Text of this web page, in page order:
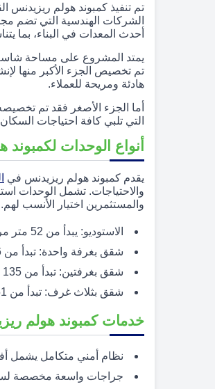
تم تنفيذ كمبوند هولم ريزيدنس
الشركات الهندسية التي تضم
أحدث المعدات في البناء، بما
تم تخصيص الجزء الأكبر منها
هادئة ومريحة للعملاء.
أما الجزء الأصغر فقد تم
التي تلبي كافة احتياجات
أنواع الوحدات
يقدم كمبوند هولم ريزيدنس في
والاحتياجات. تشمل الوحدات
والمستثمرين اختيار الأنسب لهم.
الاستوديو: يبدأ من 52 متر مربع.
شقق بغرفة واحدة: تبدأ من 126 متر مربع.
شقق بغرفتين: تبدأ من 135 متر مربع.
شقق بثلاث غرف: تبدأ من 151 متر مربع.
خدمات كمبوند هولم
نظام أمني متكامل يشمل
جراجات واسعة مخصصة